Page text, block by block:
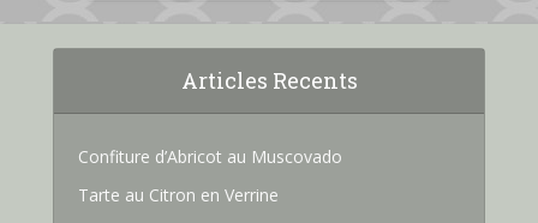
Articles Recents
Confiture d’Abricot au Muscovado
Tarte au Citron en Verrine